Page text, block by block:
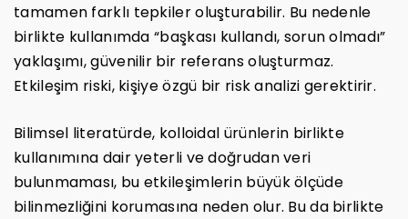
tamamen farklı tepkiler oluşturabilir. Bu nedenle
birlikte kullanımda “başkası kullandı, sorun olmadı”
yaklaşımı, güvenilir bir referans oluşturmaz.
Etkileşim riski, kişiye özgü bir risk analizi gerektirir.
Bilimsel literatürde, kolloidal ürünlerin birlikte
kullanımına dair yeterli ve doğrudan veri
bulunmaması, bu etkileşimlerin büyük ölçüde
bilinmezliğini korumasına neden olur. Bu da birlikte